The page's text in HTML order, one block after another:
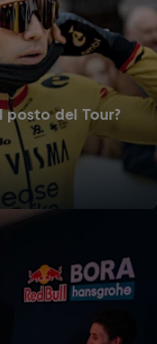
posto del Tour?